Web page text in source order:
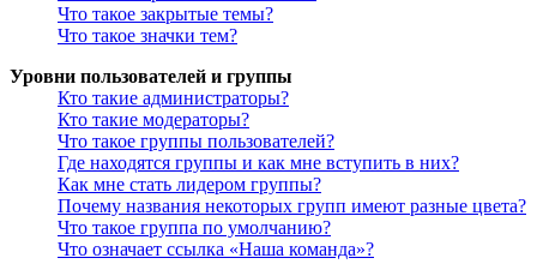
Что такое закрытые темы?
Что такое значки тем?
Уровни пользователей и группы
Кто такие администраторы?
Кто такие модераторы?
Что такое группы пользователей?
Где находятся группы и как мне вступить в них?
Как мне стать лидером группы?
Почему названия некоторых групп имеют разные цвета?
Что такое группа по умолчанию?
Что означает ссылка «Наша команда»?